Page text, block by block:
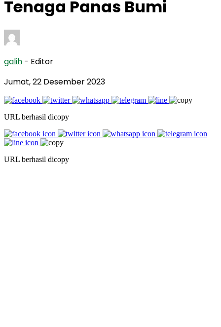
Tenaga Panas Bumi
galih - Editor
Jumat, 22 Desember 2023
URL berhasil dicopy
URL berhasil dicopy